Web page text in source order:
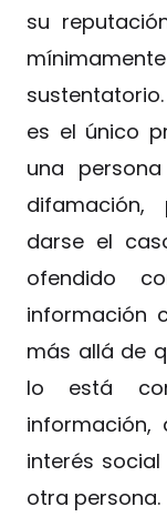
su
es el único
una
darse el
ofendido
información
más allá de
lo está
información,
interés
otra persona.